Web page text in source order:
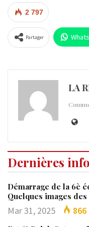
2 797
Partager
LA
Dernières
Démarrage de la 6è
Quelques images
Mar 31, 2025 866